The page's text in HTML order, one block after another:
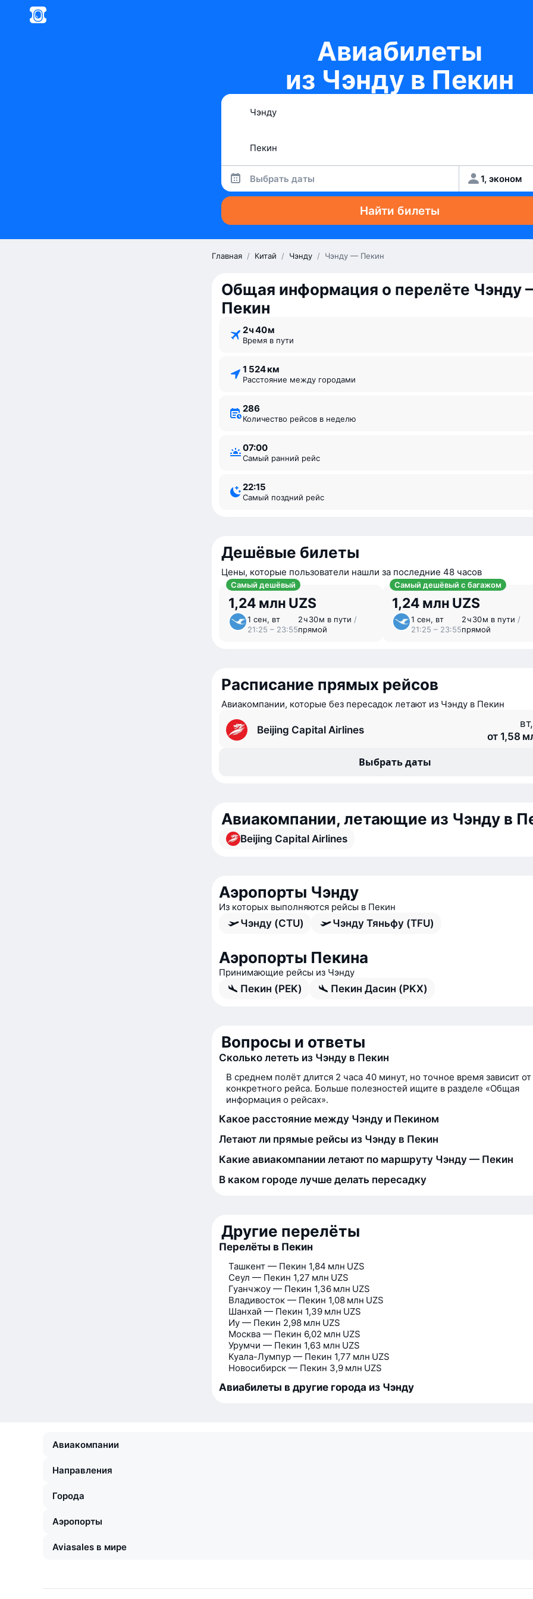
Авиабилеты
из Чэнду в Пекин
Выбрать даты 1, эконом
Найти билеты
Главная / Китай / Чэнду / Чэнду — Пекин
Общая информация о перелёте Чэнду
Пекин
2 ⁠ч 40 ⁠м
Время в пути
1 524 км
Расстояние между городами
286
Количество рейсов в неделю
07:00
Самый ранний рейс
22:15
Самый поздний рейс
Дешёвые билеты
Цены, которые пользователи нашли за последние 48 часов
Самый дешёвый
1,24 млн UZS
1 сен, вт
21:25 – 23:55
2 ⁠ч 30 ⁠м в пути /
прямой
Самый дешёвый с багажом
1,24 млн UZS
1 сен, вт
21:25 – 23:55
2 ⁠ч 30 ⁠м в пути /
прямой
Расписание прямых рейсов
Авиакомпании, которые без пересадок летают из Чэнду в Пекин
Beijing Capital Airlines
от 1,58
Выбрать даты
Авиакомпании, летающие из Чэнду в
Beijing Capital Airlines
Аэропорты Чэнду
Из которых выполняются рейсы в Пекин
Чэнду (CTU) Чэнду Тяньфу (TFU)
Аэропорты Пекина
Принимающие рейсы из Чэнду
Пекин (PEK) Пекин Дасин (PKX)
Вопросы и ответы
Сколько лететь из Чэнду в Пекин
В среднем полёт длится 2 часа 40 минут, но точное время зависит от
конкретного рейса. Больше полезностей ищите в разделе «Общая
информация о рейсах».
Какое расстояние между Чэнду и Пекином
Летают ли прямые рейсы из Чэнду в Пекин
Какие авиакомпании летают по маршруту Чэнду — Пекин
В каком городе лучше делать пересадку
Другие перелёты
Перелёты в Пекин
Ташкент — Пекин 1,84 млн UZS
Сеул — Пекин 1,27 млн UZS
Гуанчжоу — Пекин 1,36 млн UZS
Владивосток — Пекин 1,08 млн UZS
Шанхай — Пекин 1,39 млн UZS
Иу — Пекин 2,98 млн UZS
Москва — Пекин 6,02 млн UZS
Урумчи — Пекин 1,63 млн UZS
Куала-Лумпур — Пекин 1,77 млн UZS
Новосибирск — Пекин 3,9 млн UZS
Авиабилеты в другие города из Чэнду
Авиакомпании
Направления
Города
Аэропорты
Aviasales в мире